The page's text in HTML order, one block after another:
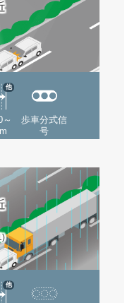
他
歩車分式信
号
他